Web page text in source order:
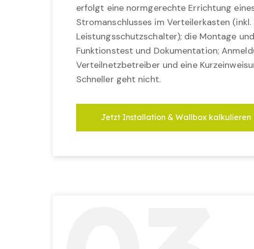
erfolgt eine normgerechte Errichtung
Stromanschlusses im Verteilerkasten (inkl.
Leistungsschutzschalter); die Montage
Funktionstest und Dokumentation;
Verteilnetzbetreiber und eine
Schneller geht nicht.
Jetzt Installation & Wallbox kalkulieren